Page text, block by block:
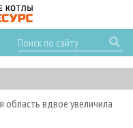
область вдвое увеличила